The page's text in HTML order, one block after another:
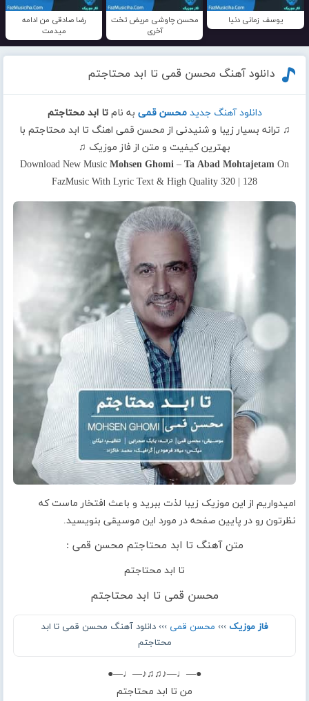
یوسف زمانی دنیا
محسن چاوشی مریض تخت
آخری
رضا صادقی من ادامه
میدمت
دانلود آهنگ محسن قمی تا ابد محتاجتم
دانلود آهنگ جدید محسن قمی به نامتا ابد محتاجتم
♫ ترانه بسیار زیبا و شنیدنی از محسن قمی اهنگ تا ابد محتاجتم با
بهترین کیفیت و متن از فاز موزیک ♫
Download New Music Mohsen Ghomi – Ta Abad Mohtajetam On
FazMusic With Lyric Text & High Quality 320 | 128
امیدواریم از این موزیک زیبا لذت ببرید و باعث افتخار ماست که
نظرتون رو در پایین صفحه در مورد این موسیقی بنویسید.
متن آهنگ تا ابد محتاجتم محسن قمی :
تا ابد محتاجتم
محسن قمی تا ابد محتاجتم
فاز موزیک ››› محسن قمی ››› دانلود آهنگ محسن قمی تا ابد
محتاجتم
●—♩—♪♫♫♪—♩—●
من تا ابد محتاجتم